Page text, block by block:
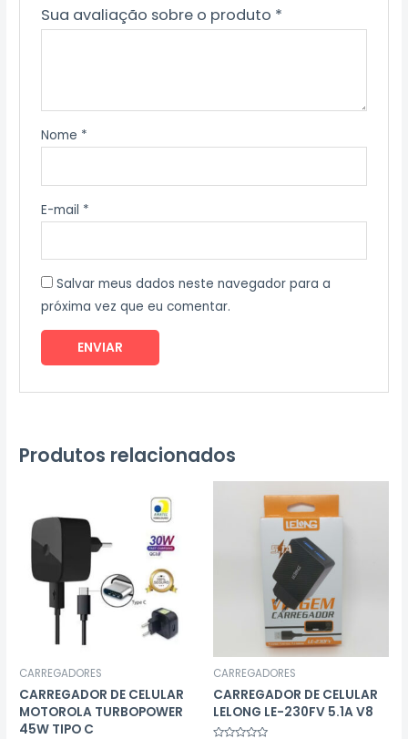
Sua avaliação sobre o produto *
Nome *
E-mail *
Salvar meus dados neste navegador para a
próxima vez que eu comentar.
Produtos relacionados
CARREGADORES
CARREGADOR DE CELULAR
MOTOROLA TURBOPOWER
45W TIPO C
CARREGADORES
CARREGADOR DE CELULAR
LELONG LE-230FV 5.1A V8